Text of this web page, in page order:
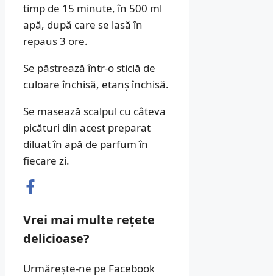
timp de 15 minute, în 500 ml
apă, după care se lasă în
repaus 3 ore.
Se păstrează într-o sticlă de
culoare închisă, etanș închisă.
Se masează scalpul cu câteva
picături din acest preparat
diluat în apă de parfum în
fiecare zi.
Vrei mai multe rețete
delicioase?
Urmărește-ne pe Facebook